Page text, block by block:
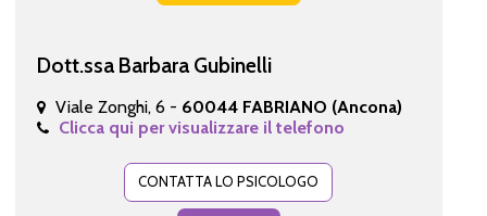
Dott.ssa Barbara Gubinelli
Viale Zonghi, 6 - 60044 FABRIANO (Ancona)
Clicca qui per visualizzare il telefono
CONTATTA LO PSICOLOGO